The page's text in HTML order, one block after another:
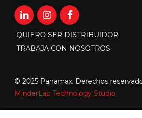
QUIERO SER DISTRIBUIDOR
TRABAJA CON NOSOTROS
© 2025 Panamax. Derechos
MinderLab Technology Studio